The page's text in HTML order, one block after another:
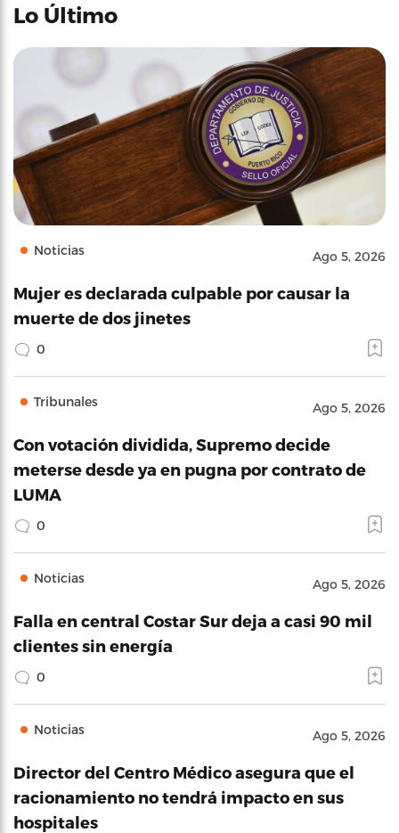
Lo Último
Noticias Ago 5, 2026
Mujer es declarada culpable por causar la
muerte de dos jinetes
0
Tribunales Ago 5, 2026
Con votación dividida, Supremo decide
meterse desde ya en pugna por contrato de
LUMA
0
Noticias Ago 5, 2026
Falla en central Costar Sur deja a casi 90 mil
clientes sin energía
0
Noticias Ago 5, 2026
Director del Centro Médico asegura que el
racionamiento no tendrá impacto en sus
hospitales